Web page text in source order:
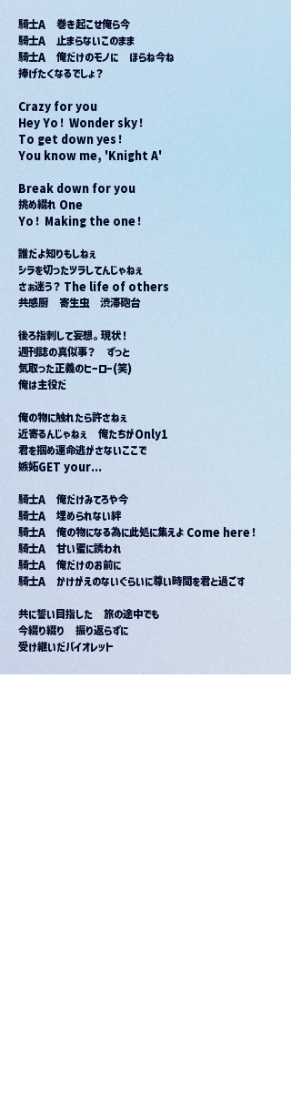
騎士A　巻き起こせ俺ら今
騎士A　止まらないこのまま
騎士A　俺だけのモノに　ほらね今ね
捧げたくなるでしょ？
Crazy for you
Hey Yo！ Wonder sky！
To get down yes！
You know me, 'Knight A'
Break down for you
挑め綴れ One
Yo！ Making the one！
誰だよ知りもしねぇ
シラを切ったツラしてんじゃねぇ
さぁ迷う？ The life of others
共感厨　寄生虫　渋滞砲台
後ろ指刺して妄想。現状！
週刊誌の真似事？　ずっと
気取った正義のヒーロー(笑)
俺は主役だ
俺の物に触れたら許さねぇ
近寄るんじゃねぇ　俺たちがOnly1
君を掴め運命逃がさないここで
嫉妬GET your...
騎士A　俺だけみてろや今
騎士A　埋められない絆
騎士A　俺の物になる為に此処に集えよ Come here！
騎士A　甘い蜜に誘われ
騎士A　俺だけのお前に
騎士A　かけがえのないぐらいに尊い時間を君と過ごす
共に誓い目指した　旅の途中でも
今綴り綴り　振り返らずに
受け継いだバイオレット
だから君と紡ぎ　新しい日を胸に抱き